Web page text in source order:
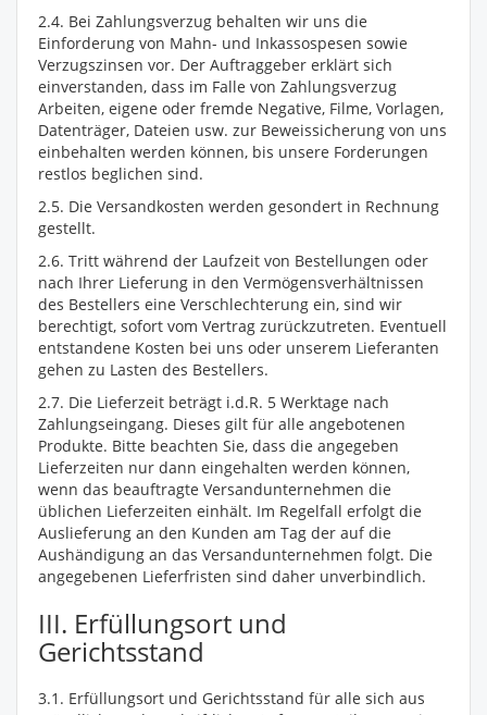
2.4. Bei Zahlungsverzug behalten wir uns die
Einforderung von Mahn- und Inkassospesen sowie
Verzugszinsen vor. Der Auftraggeber erklärt sich
einverstanden, dass im Falle von Zahlungsverzug
Arbeiten, eigene oder fremde Negative, Filme, Vorlagen,
Datenträger, Dateien usw. zur Beweissicherung von uns
einbehalten werden können, bis unsere Forderungen
restlos beglichen sind.
2.5. Die Versandkosten werden gesondert in Rechnung
gestellt.
2.6. Tritt während der Laufzeit von Bestellungen oder
nach Ihrer Lieferung in den Vermögensverhältnissen
des Bestellers eine Verschlechterung ein, sind wir
berechtigt, sofort vom Vertrag zurückzutreten. Eventuell
entstandene Kosten bei uns oder unserem Lieferanten
gehen zu Lasten des Bestellers.
2.7. Die Lieferzeit beträgt i.d.R. 5 Werktage nach
Zahlungseingang. Dieses gilt für alle angebotenen
Produkte. Bitte beachten Sie, dass die angegeben
Lieferzeiten nur dann eingehalten werden können,
wenn das beauftragte Versandunternehmen die
üblichen Lieferzeiten einhält. Im Regelfall erfolgt die
Auslieferung an den Kunden am Tag der auf die
Aushändigung an das Versandunternehmen folgt. Die
angegebenen Lieferfristen sind daher unverbindlich.
III. Erfüllungsort und
Gerichtsstand
3.1. Erfüllungsort und Gerichtsstand für alle sich aus